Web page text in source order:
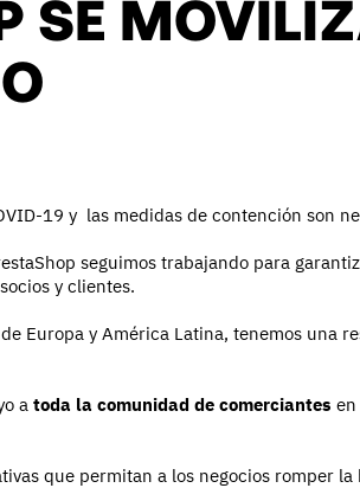
SE
19 y las medidas de contención son
seguimos trabajando para
y clientes.
Europa y América Latina, tenemos una
a toda la comunidad de comerciantes
que permitan a los negocios romper